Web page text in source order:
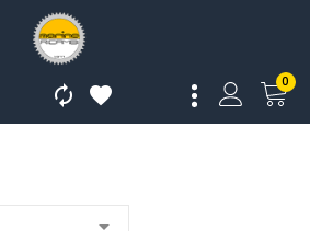
0

